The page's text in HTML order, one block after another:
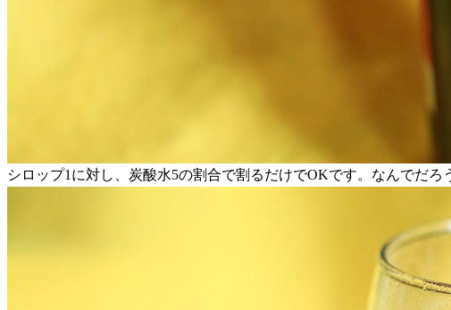
シロップ1に対し、炭酸水5の割合で割るだけでOKです。なんでだ